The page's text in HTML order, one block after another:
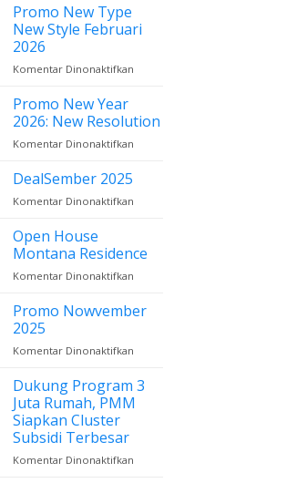
Akhir
Februari
Promo New Type
New Style Februari
2026
Komentar Dinonaktifkan
Type
New
Promo New Year
2026: New Resolution
Komentar Dinonaktifkan
DealSember 2025
Komentar Dinonaktifkan
Open House
Montana Residence
Komentar Dinonaktifkan
House
Promo Nowvember
2025
Komentar Dinonaktifkan
Nowvember
2025
Dukung Program 3
Juta Rumah, PMM
Siapkan Cluster
Subsidi Terbesar
Komentar Dinonaktifkan